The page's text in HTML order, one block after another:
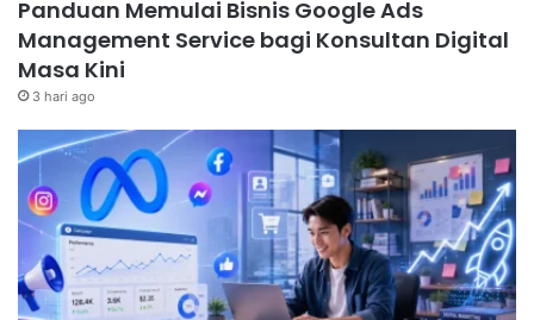
Panduan Memulai Bisnis Google Ads
Management Service bagi Konsultan Digital
Masa Kini
3 hari ago